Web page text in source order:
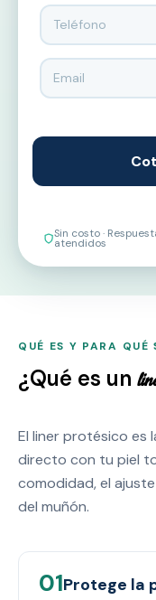
Sin costo ·
atendidos
QUÉ ES Y PARA QUÉ
¿Qué es un
El liner protésico es
directo con tu piel
comodidad, el
del muñón.
01Protege la